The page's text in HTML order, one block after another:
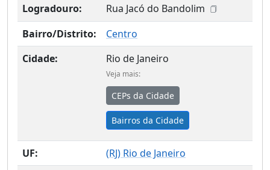
Logradouro:
Rua Jacó do Bandolim
Bairro/Distrito:
Centro
Cidade:
Rio de Janeiro
Veja mais:
CEPs da Cidade
Bairros da Cidade
UF: (RJ) Rio de Janeiro